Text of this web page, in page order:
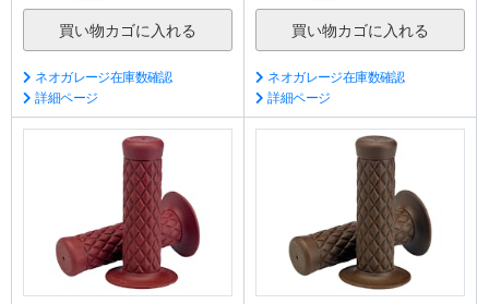
ネオガレージ在庫数確認
詳細ページ
ネオガレージ在庫数確認
詳細ページ